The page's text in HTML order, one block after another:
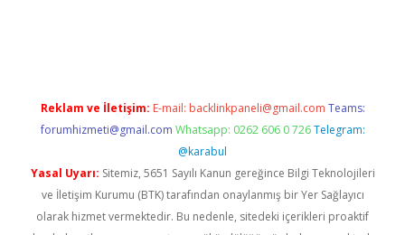
Reklam ve İletişim: E-mail: backlinkpaneli@gmail.com Teams:
forumhizmeti@gmail.com Whatsapp: 0262 606 0 726 Telegram:
@karabul
Yasal Uyarı: Sitemiz, 5651 Sayılı Kanun gereğince Bilgi Teknolojileri
ve İletişim Kurumu (BTK) tarafından onaylanmış bir Yer Sağlayıcı
olarak hizmet vermektedir. Bu nedenle, sitedeki içerikleri proaktif